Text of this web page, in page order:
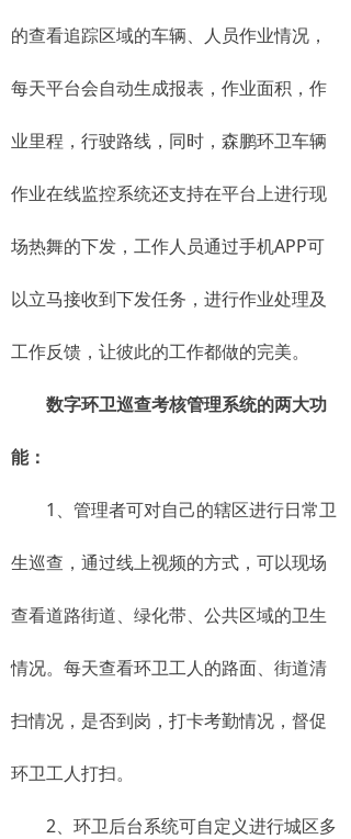
的查看追踪区域的车辆、人员作业情况，
每天平台会自动生成报表，作业面积，作
业里程，行驶路线，同时，森鹏环卫车辆
作业在线监控系统还支持在平台上进行现
场热舞的下发，工作人员通过手机APP可
以立马接收到下发任务，进行作业处理及
工作反馈，让彼此的工作都做的完美。
数字环卫巡查考核管理系统的两大功
能：
1、管理者可对自己的辖区进行日常卫
生巡查，通过线上视频的方式，可以现场
查看道路街道、绿化带、公共区域的卫生
情况。每天查看环卫工人的路面、街道清
扫情况，是否到岗，打卡考勤情况，督促
环卫工人打扫。
2、环卫后台系统可自定义进行城区多